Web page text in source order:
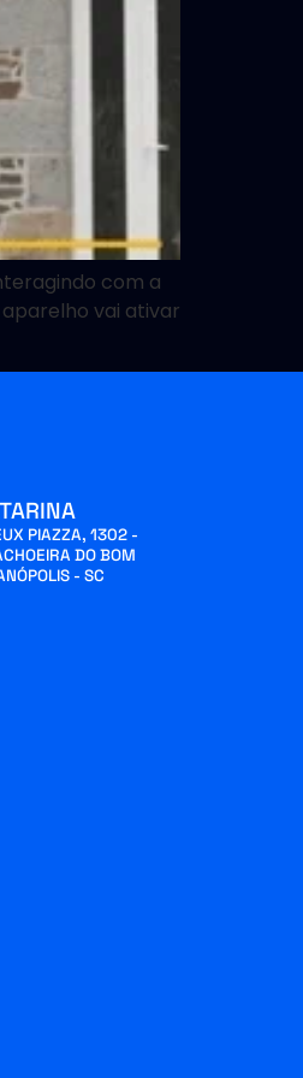
com a
aparelho vai ativar
PIAZZA, 1302 -
DO BOM
- SC